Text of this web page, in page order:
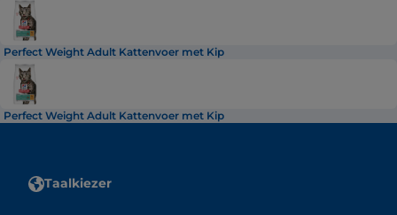
Perfect Weight Adult Kattenvoer met Kip
Perfect Weight Adult Kattenvoer met Kip
Taalkiezer